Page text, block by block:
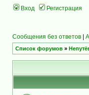
Вход Регистрация
Сообщения без ответов |
Список форумов »